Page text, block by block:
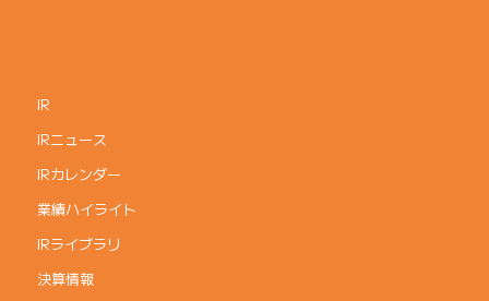
IR
IRニュース
IRカレンダー
業績ハイライト
IRライブラリ
決算情報